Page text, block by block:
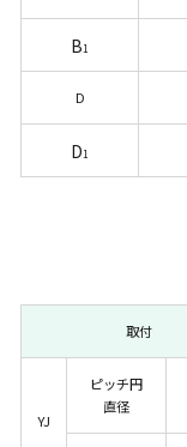
B1
D
D1
取付
YJ
ピッチ円
直径